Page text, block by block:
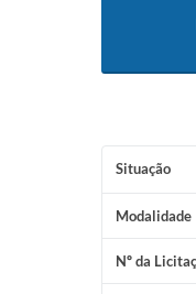
Situação
Modalidade
Nº da